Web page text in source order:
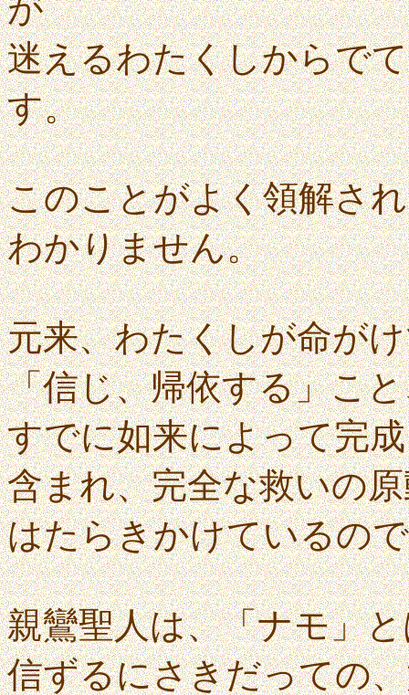
が
迷えるわたくしからで
す。
このことがよく領解さ
わかりません。
元来、わたくしが命が
「信じ、帰依する」こ
すでに如来によって完
含まれ、完全な救いの
はたらきかけているの
親鸞聖人は、「ナモ」
信ずるにさきだっての